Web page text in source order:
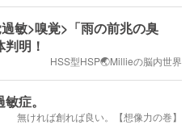
敏>嗅覚>「雨の前兆の臭
明！
HSS型HSP🌏Millieの脳内世界
症。
無ければ創れば良い。【想像力の巻】